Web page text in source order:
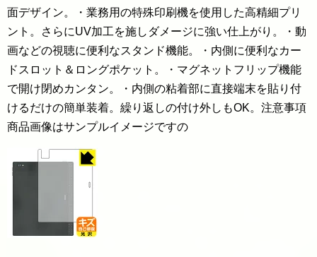
面デザイン。・業務用の特殊印刷機を使用した高精細プリ
ント。さらにUV加工を施しダメージに強い仕上がり。・動
画などの視聴に便利なスタンド機能。・内側に便利なカー
ドスロット＆ロングポケット。・マグネットフリップ機能
で開け閉めカンタン。・内側の粘着部に直接端末を貼り付
けるだけの簡単装着。繰り返しの付け外しもOK。注意事項
商品画像はサンプルイメージですの